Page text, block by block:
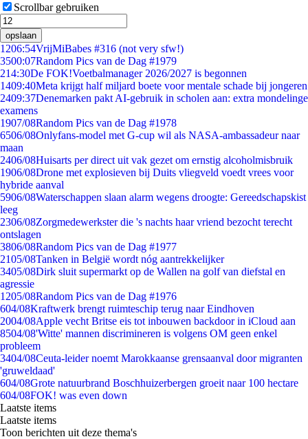
Scrollbar gebruiken
opslaan
1206:54VrijMiBabes #316 (not very sfw!)
3500:07Random Pics van de Dag #1979
214:30De FOK!Voetbalmanager 2026/2027 is begonnen
1409:40Meta krijgt half miljard boete voor mentale schade bij jongeren
2409:37Denemarken pakt AI-gebruik in scholen aan: extra mondelinge
examens
1907/08Random Pics van de Dag #1978
6506/08Onlyfans-model met G-cup wil als NASA-ambassadeur naar
maan
2406/08Huisarts per direct uit vak gezet om ernstig alcoholmisbruik
1906/08Drone met explosieven bij Duits vliegveld voedt vrees voor
hybride aanval
5906/08Waterschappen slaan alarm wegens droogte: Gereedschapskist
leeg
2306/08Zorgmedewerkster die 's nachts haar vriend bezocht terecht
ontslagen
3806/08Random Pics van de Dag #1977
2105/08Tanken in België wordt nóg aantrekkelijker
3405/08Dirk sluit supermarkt op de Wallen na golf van diefstal en
agressie
1205/08Random Pics van de Dag #1976
604/08Kraftwerk brengt ruimteschip terug naar Eindhoven
2004/08Apple vecht Britse eis tot inbouwen backdoor in iCloud aan
8504/08'Witte' mannen discrimineren is volgens OM geen enkel
probleem
3404/08Ceuta-leider noemt Marokkaanse grensaanval door migranten
'gruweldaad'
604/08Grote natuurbrand Boschhuizerbergen groeit naar 100 hectare
604/08FOK! was even down
Laatste items
Laatste items
Toon berichten uit deze thema's